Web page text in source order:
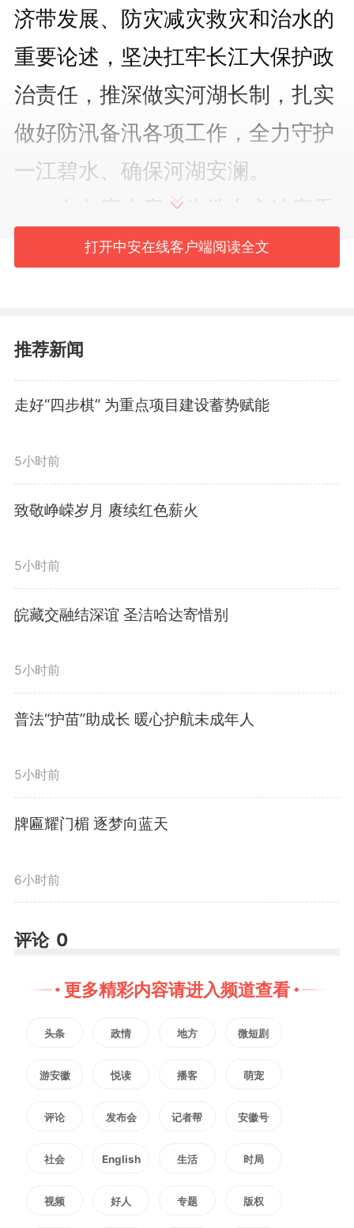
济带发展、防灾减灾救灾和治水的
重要论述，坚决扛牢长江大保护政
治责任，推深做实河湖长制，扎实
做好防汛备汛各项工作，全力守护
一江碧水、确保河湖安澜。
在九廊水库，朱浩东实地察看
水库建设管理情况，要求树牢底线
位，加强风险隐患排查整治，坚决
做到不安全不建设、不安全不留
调度水利工程，科学应对极端天
气，严防旱涝急转，全力保障人民
在升金湖泵站、东流新闸拆除
重建工程及尧渡河国家级幸福河湖
项目现场，朱浩东实地察看工程进
度。他指出，要在保证安全和质量
造精品工程、民心工程、廉洁工
程，确保工程早日建成投用、发挥
联动协作机制，充分发挥节点性水
利工程枢纽功能，统筹做好水安
治水兴水成果惠及群众。
调研中，朱浩东强调，水利工
程是高质量发展的重要支撑，要抢
抓政策机遇，前瞻谋划储备项目，
持续补齐水利基础设施短板，加强
基层防汛应急能力建设，全面提升
打开中安在线客户端阅读全文
推荐新闻
走好“四步棋” 为重点项目建设蓄势赋能
5小时前
致敬峥嵘岁月 赓续红色薪火
5小时前
皖藏交融结深谊 圣洁哈达寄惜别
5小时前
普法“护苗”助成长 暖心护航未成年人
5小时前
牌匾耀门楣 逐梦向蓝天
6小时前
评论 0
更多精彩内容请进入频道查看
头条 政情 地方 微短剧
游安徽 悦读 播客 萌宠
评论 发布会 记者帮 安徽号
社会 English 生活 时局
视频 好人 专题 版权